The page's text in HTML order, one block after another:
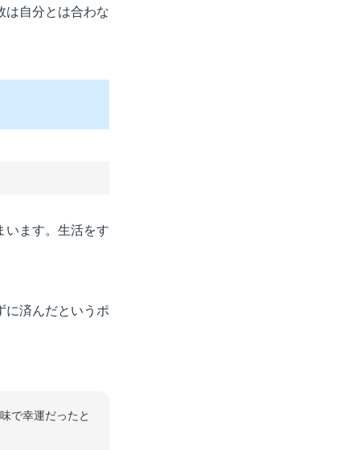
は自分とは合わな
います。生活をす
に済んだというポ
で幸運だったと